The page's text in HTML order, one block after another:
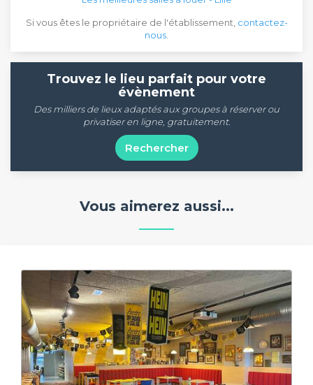
Si vous êtes le propriétaire de l'établissement, contactez-
nous
Trouvez le lieu parfait pour votre
évènement
Des milliers de lieux adaptés aux groupes à réserver ou
privatiser en ligne, gratuitement.
Rechercher
Vous aimerez aussi...